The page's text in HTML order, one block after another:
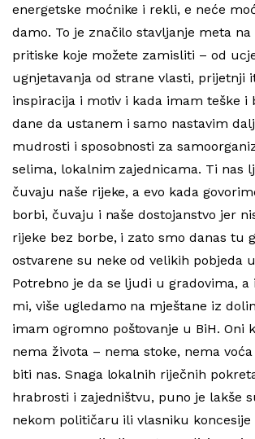
energetske moćnike i rekli, e neće
damo. To je značilo stavljanje meta na
pritiske koje možete zamisliti – od
ugnjetavanja od strane vlasti, prijetnji
inspiracija i motiv i kada imam teške i
dane da ustanem i samo nastavim
mudrosti i sposobnosti za
selima, lokalnim zajednicama. Ti nas
čuvaju naše rijeke, a evo kada
borbi, čuvaju i naše dostojanstvo jer
rijeke bez borbe, i zato smo danas tu
ostvarene su neke od velikih pobjeda
Potrebno je da se ljudi u gradovima, a
mi, više ugledamo na mještane iz
imam ogromno poštovanje u BiH. Oni
nema života – nema stoke, nema
biti nas. Snaga lokalnih riječnih
hrabrosti i zajedništvu, puno je lakše
nekom političaru ili vlasniku koncesije